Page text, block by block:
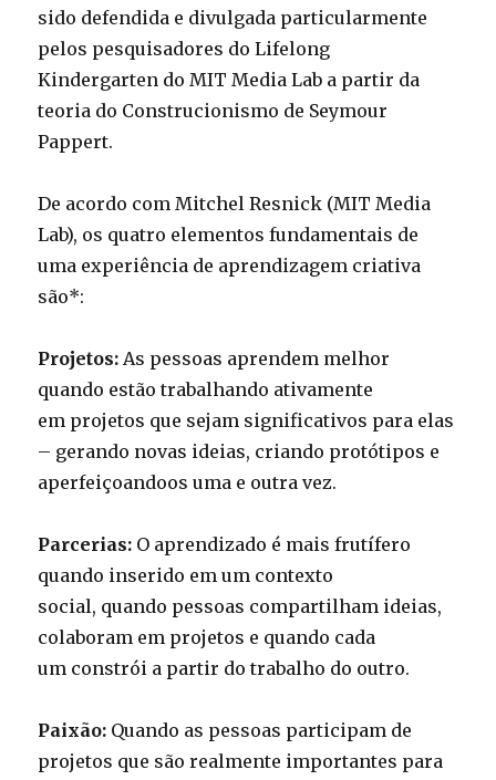
sido defendida e divulgada particularmente
pelos pesquisadores do Lifelong
Kindergarten do MIT Media Lab a partir da
teoria do Construcionismo de Seymour
Pappert.
De acordo com Mitchel Resnick (MIT Media
Lab), os quatro elementos fundamentais de
uma experiência de aprendizagem criativa
são*:
Projetos: As pessoas aprendem melhor
quando estão trabalhando ativamente
em projetos que sejam significativos para elas
– gerando novas ideias, criando protótipos e
aperfeiçoando­os uma e outra vez.
Parcerias: O aprendizado é mais frutífero
quando inserido em um contexto
social, quando pessoas compartilham ideias,
colaboram em projetos e quando cada
um constrói a partir do trabalho do outro.
Paixão: Quando as pessoas participam de
projetos que são realmente importantes para